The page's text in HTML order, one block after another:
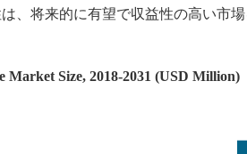
、将来的に有望で収益性の高い市